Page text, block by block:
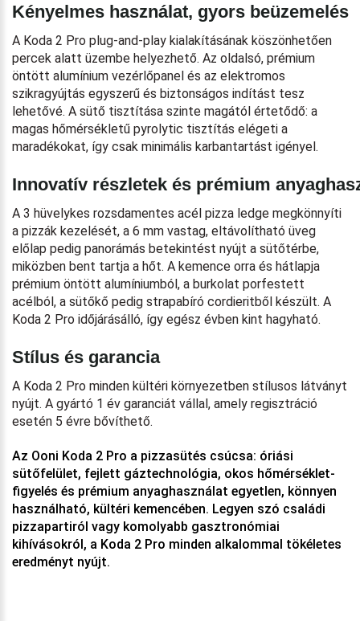
Kényelmes használat, gyors beüzemelés
A Koda 2 Pro plug-and-play kialakításának köszönhetően
percek alatt üzembe helyezhető. Az oldalsó, prémium
öntött alumínium vezérlőpanel és az elektromos
szikragyújtás egyszerű és biztonságos indítást tesz
lehetővé. A sütő tisztítása szinte magától értetődő: a
magas hőmérsékletű pyrolytic tisztítás elégeti a
maradékokat, így csak minimális karbantartást igényel.
Innovatív részletek és prémium
A 3 hüvelykes rozsdamentes acél pizza ledge megkönnyíti
a pizzák kezelését, a 6 mm vastag, eltávolítható üveg
előlap pedig panorámás betekintést nyújt a sütőtérbe,
miközben bent tartja a hőt. A kemence orra és hátlapja
prémium öntött alumíniumból, a burkolat porfestett
acélból, a sütőkő pedig strapabíró cordieritből készült. A
Koda 2 Pro időjárásálló, így egész évben kint hagyható.
Stílus és garancia
A Koda 2 Pro minden kültéri környezetben stílusos látványt
nyújt. A gyártó 1 év garanciát vállal, amely regisztráció
esetén 5 évre bővíthető.
Az Ooni Koda 2 Pro a pizzasütés csúcsa: óriási
sütőfelület, fejlett gáztechnológia, okos hőmérséklet-
figyelés és prémium anyaghasználat egyetlen, könnyen
használható, kültéri kemencében. Legyen szó családi
pizzapartiról vagy komolyabb gasztronómiai
kihívásokról, a Koda 2 Pro minden alkalommal tökéletes
eredményt nyújt.